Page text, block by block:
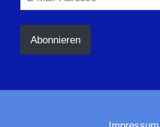
Mail-
Adresse
Abonnieren